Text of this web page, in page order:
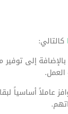
كالتالي:
إلى توفير
العمل.
عاملاً أساسياً